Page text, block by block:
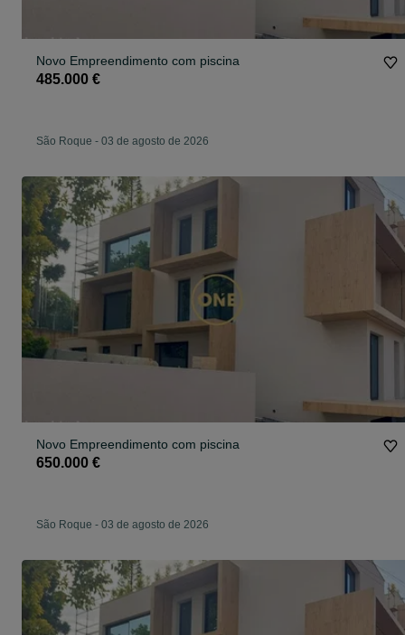
Novo Empreendimento com piscina
485.000 €
São Roque - 03 de agosto de 2026
Novo Empreendimento com piscina
650.000 €
São Roque - 03 de agosto de 2026